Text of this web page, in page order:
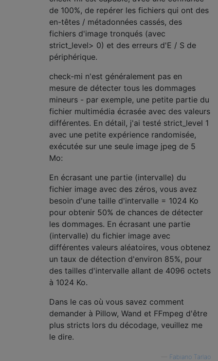
de 100%, de repérer les fichiers qui ont des
en-têtes / métadonnées cassés, des
fichiers d'image tronqués (avec
strict_level> 0) et des erreurs d'E / S de
périphérique.
check-mi n'est généralement pas en
mesure de détecter tous les dommages
mineurs - par exemple, une petite partie du
fichier multimédia écrasée avec des valeurs
différentes. En détail, j'ai testé strict_level 1
avec une petite expérience randomisée,
exécutée sur une seule image jpeg de 5
Mo:
En écrasant une partie (intervalle) du
fichier image avec des zéros, vous avez
besoin d'une taille d'intervalle = 1024 Ko
pour obtenir 50% de chances de détecter
les dommages. En écrasant une partie
(intervalle) du fichier image avec
différentes valeurs aléatoires, vous obtenez
un taux de détection d'environ 85%, pour
des tailles d'intervalle allant de 4096 octets
à 1024 Ko.
Dans le cas où vous savez comment
demander à Pillow, Wand et FFmpeg d'être
plus stricts lors du décodage, veuillez me
le dire.
Fabiano Tarlao